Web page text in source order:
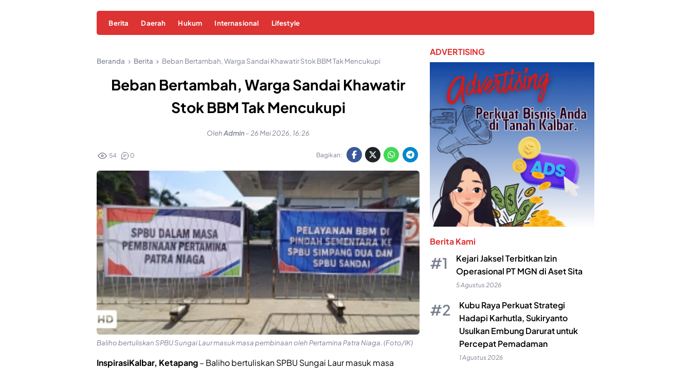
Berita Daerah Hukum Internasional Lifestyle
Beranda Berita Beban Bertambah, Warga Sandai Khawatir Stok BBM Tak Mencukupi
Beban Bertambah, Warga Sandai Khawatir
Stok BBM Tak Mencukupi
OlehAdmin - 26 Mei 2026, 16:26
54 0 Bagikan:
Baliho bertuliskan SPBU Sungai Laur masuk masa pembinaan oleh Pertamina Patra Niaga. (Foto/IK)
InspirasiKalbar, Ketapang– Baliho bertuliskan SPBU Sungai Laur masuk masa
ADVERTISING
Berita Kami
Kejari Jaksel Terbitkan Izin
Operasional PT MGN di Aset Sita
5 Agustus 2026
Kubu Raya Perkuat Strategi
Hadapi Karhutla, Sukiryanto
Usulkan Embung Darurat untuk
Percepat Pemadaman
1 Agustus 2026